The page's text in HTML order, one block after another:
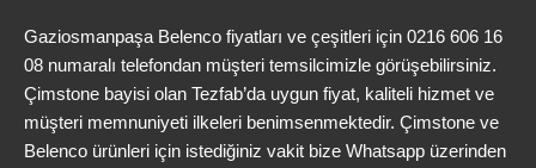
Gaziosmanpaşa Belenco fiyatları ve çeşitleri için 0216 606 16
08 numaralı telefondan müşteri temsilcimizle görüşebilirsiniz.
Çimstone bayisi olan Tezfab’da uygun fiyat, kaliteli hizmet ve
müşteri memnuniyeti ilkeleri benimsenmektedir. Çimstone ve
Belenco ürünleri için istediğiniz vakit bize Whatsapp üzerinden